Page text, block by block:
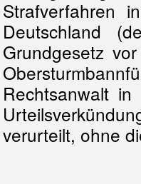
Strafverfahren
Deutschland
Grundgesetz
Rechtsanwalt
verurteilt, ohne